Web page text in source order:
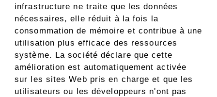
infrastructure ne traite que les données
nécessaires, elle réduit à la fois la
consommation de mémoire et contribue à une
utilisation plus efficace des ressources
système. La société déclare que cette
amélioration est automatiquement activée
sur les sites Web pris en charge et que les
utilisateurs ou les développeurs n'ont pas